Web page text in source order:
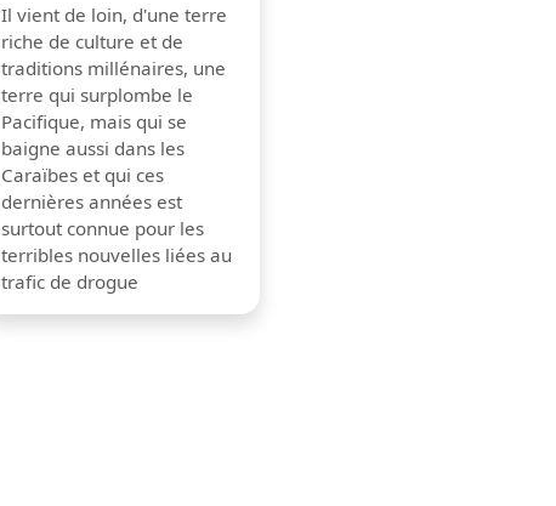
Il vient de loin, d'une terre
riche de culture et de
traditions millénaires, une
terre qui surplombe le
Pacifique, mais qui se
baigne aussi dans les
Caraïbes et qui ces
dernières années est
surtout connue pour les
terribles nouvelles liées au
trafic de drogue